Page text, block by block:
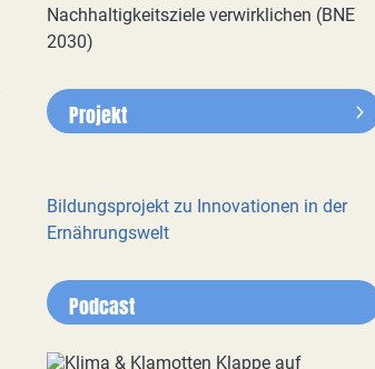
Nachhaltigkeitsziele verwirklichen (BNE
2030)
Projekt
Bildungsprojekt zu Innovationen in der
Ernährungswelt
Podcast